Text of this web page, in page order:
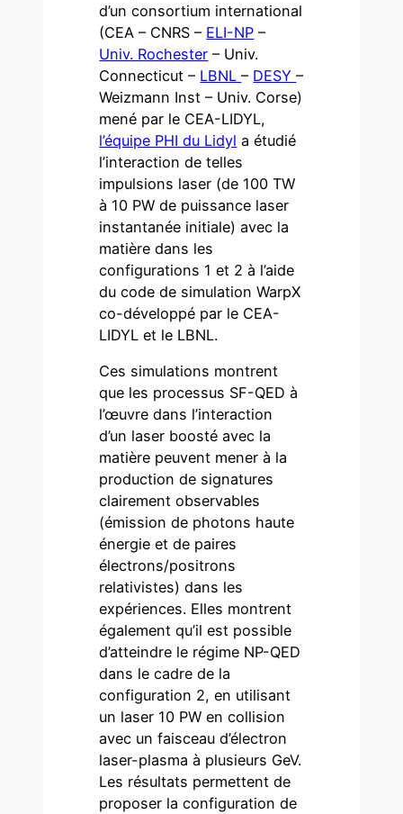
d’un consortium international
(CEA – CNRS – ELI-NP –
Univ. Rochester – Univ.
Connecticut – LBNL– DESY–
Weizmann Inst – Univ. Corse)
mené par le CEA-LIDYL,
l’équipe PHI du Lidyl a étudié
l’interaction de telles
impulsions laser (de 100 TW
à 10 PW de puissance laser
instantanée initiale) avec la
matière dans les
configurations 1 et 2 à l’aide
du code de simulation WarpX
co-développé par le CEA-
LIDYL et le LBNL.
Ces simulations montrent
que les processus SF-QED à
l’œuvre dans l’interaction
d’un laser boosté avec la
matière peuvent mener à la
production de signatures
clairement observables
(émission de photons haute
énergie et de paires
électrons/positrons
relativistes) dans les
expériences. Elles montrent
également qu’il est possible
d’atteindre le régime NP-QED
dans le cadre de la
configuration 2, en utilisant
un laser 10 PW en collision
avec un faisceau d’électron
laser-plasma à plusieurs GeV.
Les résultats permettent de
proposer la configuration de